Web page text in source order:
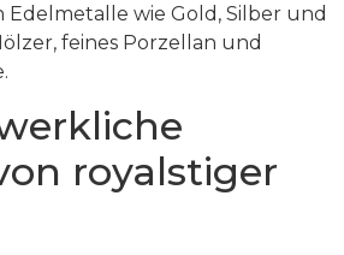
Edelmetalle wie Gold, Silber und
feines Porzellan und
royalstiger